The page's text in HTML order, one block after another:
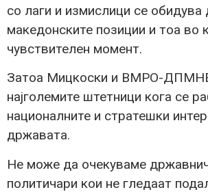
со лаги и измислици се обидува
македонските позиции и тоа во
чувствителен момент.
Затоа Мицкоски и ВМРО-
најголемите штетници кога се
националните и стратешки
државата.
Не може да очекуваме
политичари кои не гледаат